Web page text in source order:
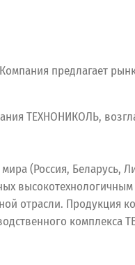
предлагает
ТЕХНОНИКОЛЬ,
(Россия, Беларусь,
отрасли. Продукция
комплекса